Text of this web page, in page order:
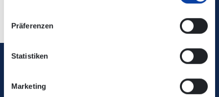
Präferenzen
Statistiken
Marketing